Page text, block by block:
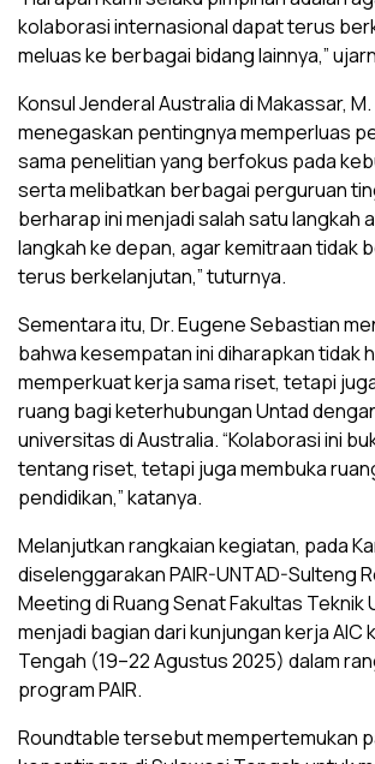
kolaborasi internasional dapat terus
meluas ke berbagai bidang lainnya,”
Konsul Jenderal Australia di Makassar,
menegaskan pentingnya memperluas
sama penelitian yang berfokus pada
serta melibatkan berbagai perguruan
berharap ini menjadi salah satu langkah
langkah ke depan, agar kemitraan tidak
terus berkelanjutan,” tuturnya.
Sementara itu, Dr. Eugene Sebastian
bahwa kesempatan ini diharapkan tidak
memperkuat kerja sama riset, tetapi
ruang bagi keterhubungan Untad
universitas di Australia. “Kolaborasi ini
tentang riset, tetapi juga membuka
pendidikan,” katanya.
Melanjutkan rangkaian kegiatan, pada
diselenggarakan PAIR-UNTAD-Sulteng
Meeting di Ruang Senat Fakultas Teknik
menjadi bagian dari kunjungan kerja AIC
Tengah (19–22 Agustus 2025) dalam
program PAIR.
Roundtable tersebut mempertemukan